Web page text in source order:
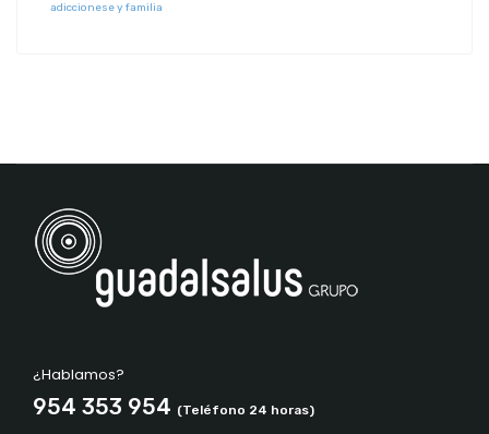
adiccionese y familia
¿Hablamos?
954 353 954 (Teléfono 24 horas)